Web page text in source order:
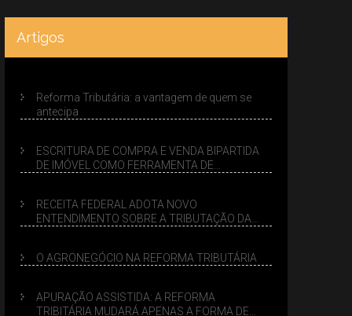
Artigos
Reforma Tributária: a vantagem de quem se
antecipa
ESCRITURA DE COMPRA E VENDA BIPARTIDA
DE IMÓVEL COMO FERRAMENTA DE
RECEITA FEDERAL ADOTA NOVO
ENTENDIMENTO SOBRE A TRIBUTAÇÃO DA
O AGRONEGÓCIO NA REFORMA TRIBUTÁRIA
APURAÇÃO ASSISTIDA: A REFORMA
TRIBITÁRIA MUDARÁ APENAS A FORMA DE